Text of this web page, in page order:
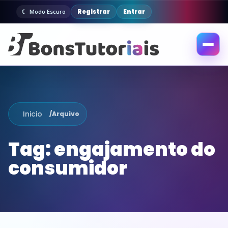
Modo Escuro Registrar Entrar
Abrir
Inicio /Arquivo
Tag:engajamento do
consumidor